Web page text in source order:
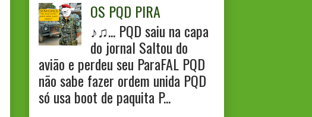
OS PQD PIRA
♪♫... PQD saiu na capa
do jornal Saltou do
avião e perdeu seu ParaFAL PQD
não sabe fazer ordem unida PQD
só usa boot de paquita P...